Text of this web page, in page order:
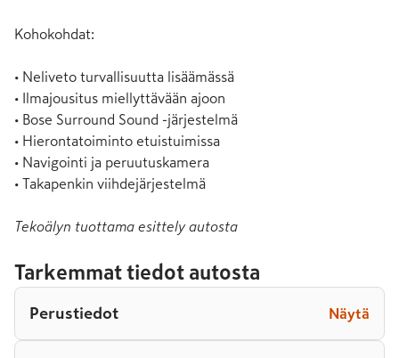
Kohokohdat:
• Neliveto turvallisuutta lisäämässä
• Ilmajousitus miellyttävään ajoon
• Bose Surround Sound -järjestelmä
• Hierontatoiminto etuistuimissa
• Navigointi ja peruutuskamera
• Takapenkin viihdejärjestelmä
Tekoälyn tuottama esittely autosta
Tarkemmat tiedot autosta
Perustiedot Näytä